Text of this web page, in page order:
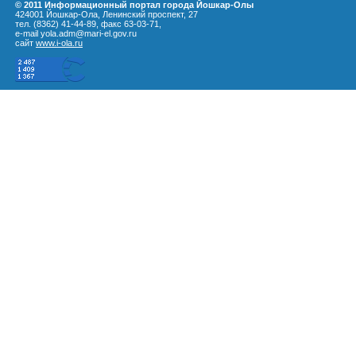
© 2011 Информационный портал города Йошкар-Олы
424001 Йошкар-Ола, Ленинский проспект, 27
тел. (8362) 41-44-89, факс 63-03-71,
e-mail yola.adm@mari-el.gov.ru
сайт www.i-ola.ru